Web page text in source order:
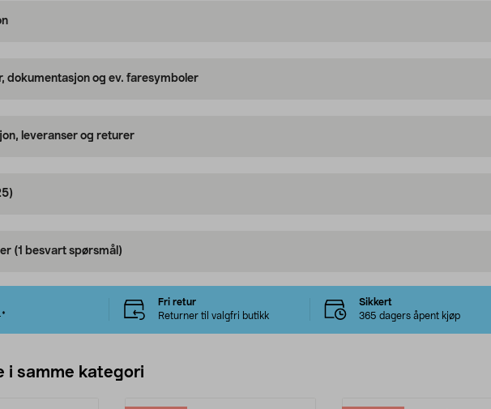
dokumentasjon og ev. faresymboler
leveranser og returer
(1 besvart spørsmål)
Fri retur
Returner til valgfri butikk
Sikkert
365 dagers åpent kjøp
i samme kategori